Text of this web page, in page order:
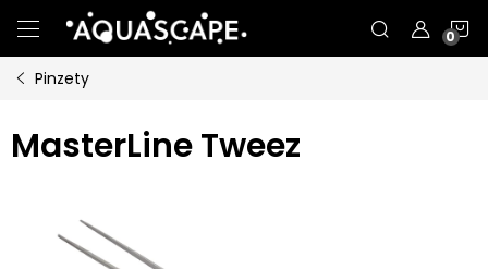
na
obsah
Pinzety
MasterLine Tweez